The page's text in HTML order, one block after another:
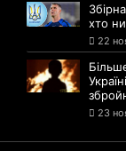
хто
22
23